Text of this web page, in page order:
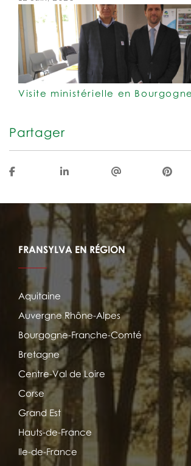
Visite ministérielle en Bourgogne
Partager
FRANSYLVA EN RÉGION
Aquitaine
Auvergne Rhône-Alpes
Bourgogne-Franche-Comté
Bretagne
Centre-Val de Loire
Corse
Grand Est
Hauts-de-France
Ile-de-France